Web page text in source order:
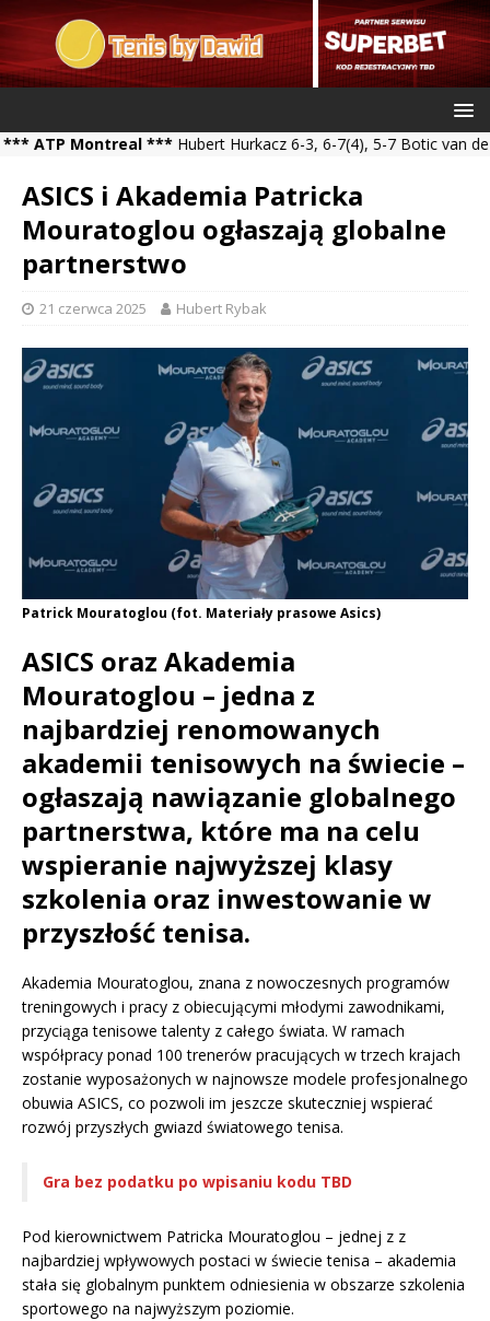
Montreal ***Hubert Hurkacz 6-3, 6-7(4), 5-7 Botic van de
ASICS i Akademia Patricka
Mouratoglou ogłaszają globalne
partnerstwo
21 czerwca 2025 Hubert Rybak
Patrick Mouratoglou (fot. Materiały prasowe Asics)
ASICS oraz Akademia
Mouratoglou – jedna z
najbardziej renomowanych
akademii tenisowych na świecie –
ogłaszają nawiązanie globalnego
partnerstwa, które ma na celu
wspieranie najwyższej klasy
szkolenia oraz inwestowanie w
przyszłość tenisa.
Akademia Mouratoglou, znana z nowoczesnych programów
treningowych i pracy z obiecującymi młodymi zawodnikami,
przyciąga tenisowe talenty z całego świata. W ramach
współpracy ponad 100 trenerów pracujących w trzech krajach
zostanie wyposażonych w najnowsze modele profesjonalnego
obuwia ASICS, co pozwoli im jeszcze skuteczniej wspierać
rozwój przyszłych gwiazd światowego tenisa.
Gra bez podatku po wpisaniu kodu TBD
Pod kierownictwem Patricka Mouratoglou – jednej z z
najbardziej wpływowych postaci w świecie tenisa – akademia
stała się globalnym punktem odniesienia w obszarze szkolenia
sportowego na najwyższym poziomie.